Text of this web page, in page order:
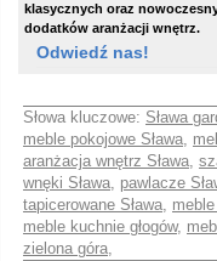
klasycznych oraz
dodatków aranżacji wnętrz.
Odwiedź nas!
Słowa kluczowe: Sława
meble pokojowe Sława,
aranżacja wnętrz Sława,
wnęki Sława, pawlacze
tapicerowane Sława,
meble kuchnie głogów,
zielona góra,